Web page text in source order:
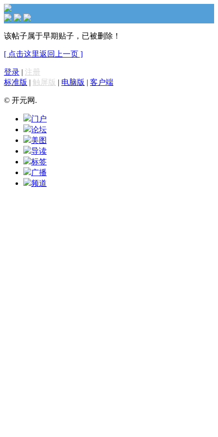
该帖子属于早期贴子，已被删除！
[ 点击这里返回上一页 ]
登录 | 注册
标准版 | 触屏版 | 电脑版 | 客户端
© 开元网.
门户
论坛
美图
导读
标签
广播
频道